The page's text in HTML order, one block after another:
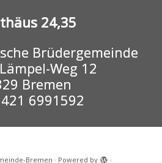
24,35
Brüdergemeinde
Weg 12
Bremen
6991592
Bremen · Powered by ·